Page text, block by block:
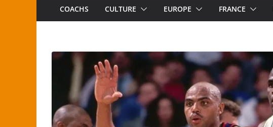
COACHS CULTURE EUROPE FRANCE